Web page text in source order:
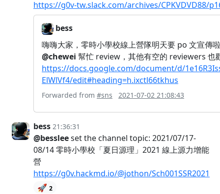
https://g0v-tw.slack.com/archives/CPKVDVD88/
bess
嗨嗨大家，零時小學校線上營隊明天要 po 文宣傳
@chewei 幫忙 review，其他有空的 reviewers 也
https://docs.google.com/document/d/
ElWlVf4/edit#heading=h.ixctl66tkhus
Forwarded from #sns 2021-07-02 21:08:43
bess 21:36:31
@bessleeset the channel topic: 2021/07/17-
08/14 零時小學校「夏日源理」2021 線上源力增能
營
https://g0v.hackmd.io/@jothon/Sch001SSR2021
🚀 2